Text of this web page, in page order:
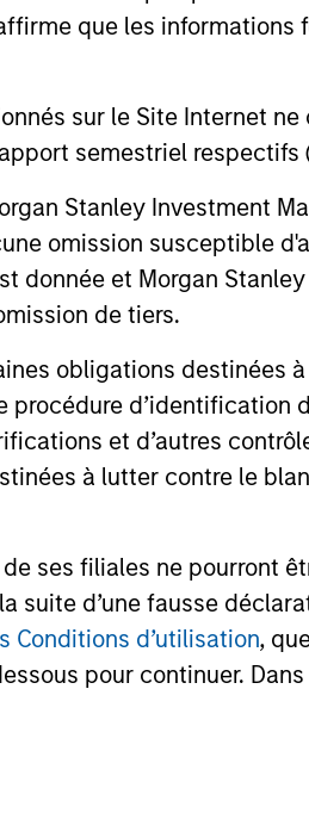
que les
sur le Site Internet
semestriel respectifs
Stanley Investment
omission susceptible
donnée et Morgan
de tiers.
obligations destinées
procédure d’identification
et d’autres
à lutter contre le
ses filiales ne pourront
d’une fausse
Conditions d’utilisation,
pour continuer.
Morgan Stanley's
company’s unique